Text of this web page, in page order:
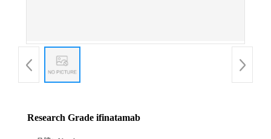
Research Grade ifinatamab